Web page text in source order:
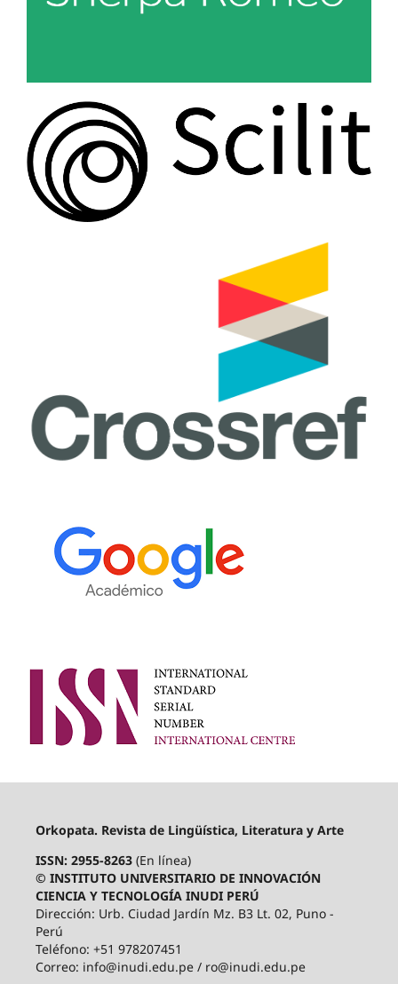
Orkopata. Revista de Lingüística, Literatura y Arte
ISSN: 2955-8263 (En línea)
© INSTITUTO UNIVERSITARIO DE INNOVACIÓN
CIENCIA Y TECNOLOGÍA INUDI PERÚ
Dirección: Urb. Ciudad Jardín Mz. B3 Lt. 02, Puno -
Perú
Teléfono: +51 978207451
Correo: info@inudi.edu.pe / ro@inudi.edu.pe